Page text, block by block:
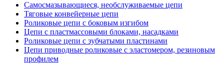
Самосмазывающиеся, необслуживаемые цепи
Тяговые конвейерные цепи
Роликовые цепи с боковым изгибом
Цепи с пластмассовыми блоками, насадками
Роликовые цепи с зубчатыми пластинами
Цепи приводные роликовые с эластомером, резиновым
профилем